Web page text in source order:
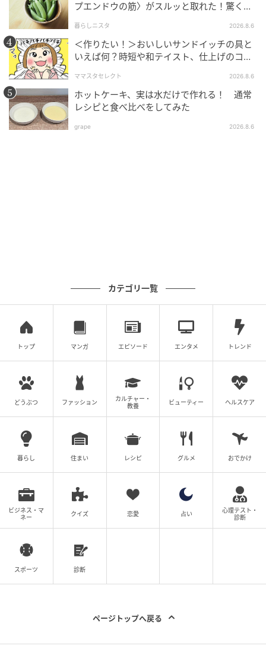
フライパンにサラダ油を中火でしっかりと熱し、
（3）を巻き終わりを下にして入れる。そのまま2分焼
き、少しずつころがしながら全体に焼き色がつくまで3
～4分焼く。弱火にし、ふたをして6分、返して6分蒸
し焼きにする。ふたを取って余分な水分を拭き、ころ
がしながら中火で3分焼く。取り出し、5～10分おいて
粗熱を取り、食べやすく切って器に盛る。好みで練り
（『オレンジページ』2026年3月17日より）
オレンジページnet
オダ マキコ
料理研究家、栄養士。女子栄養大学 短期大学部卒業
プエンドウの筋〉がスルッと取れた！驚くほ
暮らしニスタ 2026.8.6
＜作りたい！＞おいしいサンドイッチの具と
いえば何？時短や和テイスト、仕上げのコツ
ママスタセレクト 2026.8.6
ホットケーキ、実は水だけで作れる！ 通常
レシピと食べ比べをしてみた
grape 2026.8.6
カテゴリ一覧
トップ マンガ エピソード エンタメ トレンド
どうぶつ ファッション
カルチャー・
教養
ビューティー ヘルスケア
暮らし 住まい レシピ グルメ おでかけ
ビジネス・マ
ネー
クイズ 恋愛 占い
心理テスト・
診断
スポーツ 診断
ページトップへ戻る